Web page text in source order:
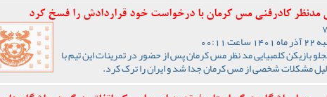
مدنظر کادرفنی مس کرمان با درخواست خود قراردادش را فسخ کرد
00:11
بازیکن کلمبیایی مد نظر مس کرمان پس از حضور در تمرینات این تیم با
مشکلات شخصی از مس کرمان جدا شد و ایران را ترک کرد.